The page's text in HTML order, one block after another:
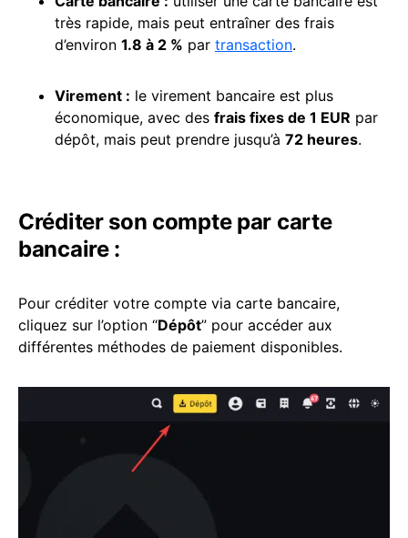
très rapide, mais peut entraîner des frais
d’environ 1.8 à 2 % par transaction.
Virement : le virement bancaire est plus
économique, avec des frais fixes de 1 EUR par
dépôt, mais peut prendre jusqu’à 72 heures.
Créditer son compte par carte
bancaire :
Pour créditer votre compte via carte bancaire,
cliquez sur l’option “Dépôt” pour accéder aux
différentes méthodes de paiement disponibles.